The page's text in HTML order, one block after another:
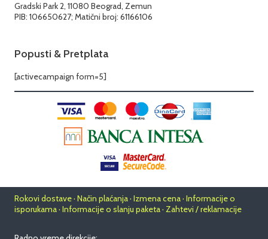
Gradski Park 2, 11080 Beograd, Zemun
PIB: 106650627; Matični broj: 61166106
Popusti & Pretplata
[activecampaign form=5]
Rokovi dostave · Način plaćanja · Izmena cena · Informacije o
isporukama · Informacije o slanju paketa · Zahtevi / reklamacije